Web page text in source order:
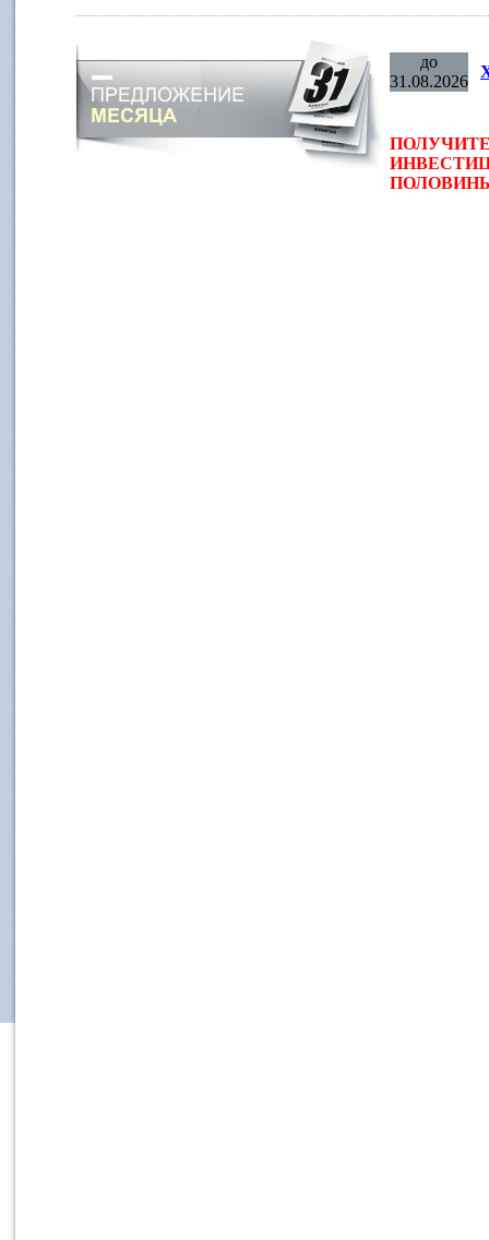
до
31.08.2026
ПОЛОВИНЫ